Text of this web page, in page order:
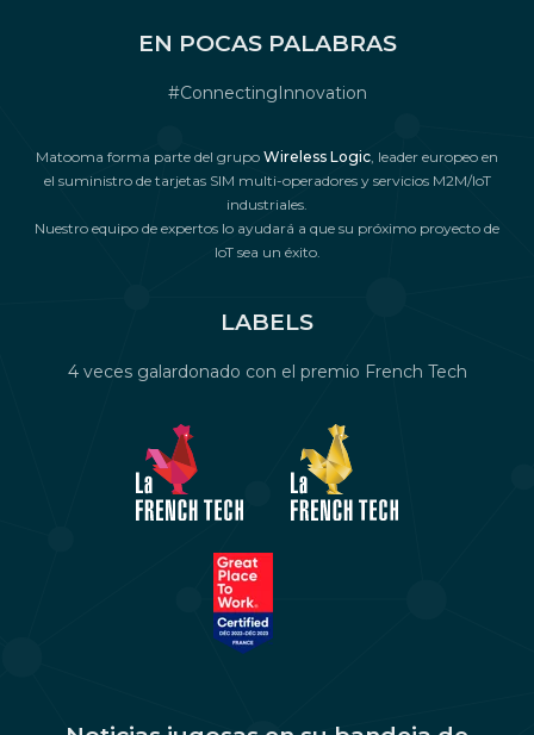
EN POCAS PALABRAS
#ConnectingInnovation
Matooma forma parte del grupo Wireless Logic , leader europeo en
el suministro de tarjetas SIM multi-operadores y servicios M2M/IoT
industriales.
Nuestro equipo de expertos lo ayudará a que su próximo proyecto de
IoT sea un éxito.
LABELS
4 veces galardonado con el premio French Tech